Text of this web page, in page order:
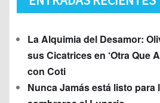
La Alquimia del Desamor:
sus Cicatrices en ‘Otra Que
con Coti
Nunca Jamás está listo para